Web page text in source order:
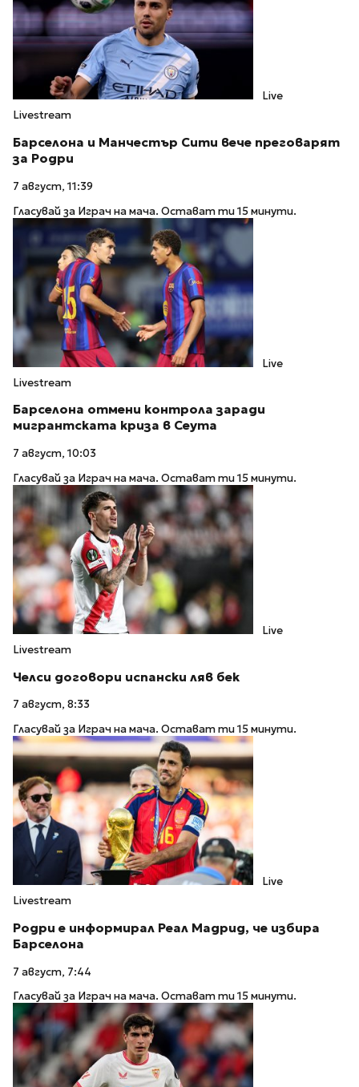
Live
Livestream
Барселона и Манчестър Сити вече преговарят
за Родри
7 август, 11:39
Гласувай за Играч на мача. Остават ти 15 минути.
Live
Livestream
Барселона отмени контрола заради
мигрантската криза в Сеута
7 август, 10:03
Гласувай за Играч на мача. Остават ти 15 минути.
Live
Livestream
Челси договори испански ляв бек
7 август, 8:33
Гласувай за Играч на мача. Остават ти 15 минути.
Live
Livestream
Родри е информирал Реал Мадрид, че избира
Барселона
7 август, 7:44
Гласувай за Играч на мача. Остават ти 15 минути.